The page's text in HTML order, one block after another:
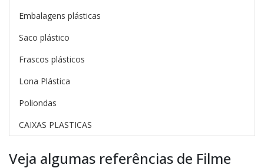
Embalagens plásticas
Saco plástico
Frascos plásticos
Lona Plástica
Poliondas
CAIXAS PLASTICAS
Veja algumas referências de Filme